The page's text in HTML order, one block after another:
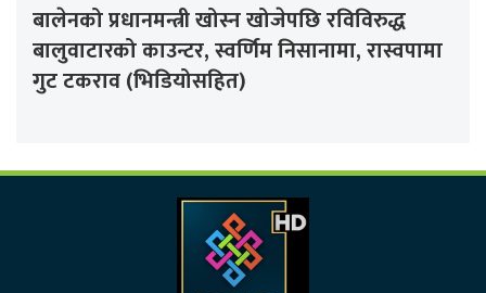
बालेनको प्रधानमन्त्री खोस्न खोजेपछि रविविरुद्ध
बालुवाटारको काउन्टर, स्वर्णिम निसानामा, रास्वपामा
गुट टकराव (भिडियोसहित)